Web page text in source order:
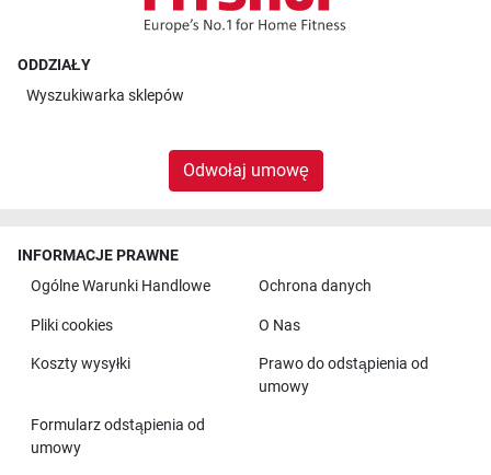
ODDZIAŁY
Wyszukiwarka sklepów
Odwołaj umowę
INFORMACJE PRAWNE
Ogólne Warunki Handlowe
Ochrona danych
Pliki cookies O Nas
Koszty wysyłki
Prawo do odstąpienia od
umowy
Formularz odstąpienia od
umowy